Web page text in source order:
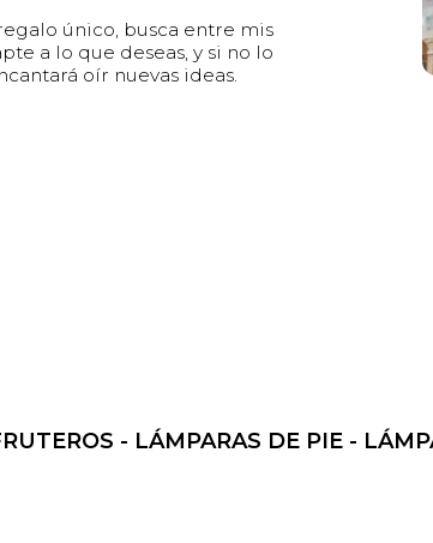
único, busca entre mis
a lo que deseas, y si no lo
oír nuevas ideas.
- LÁMPARAS DE PIE -